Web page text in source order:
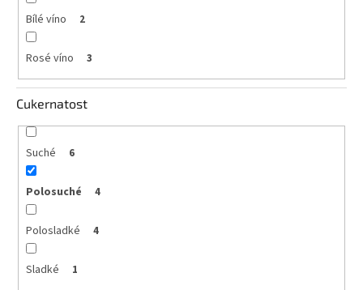
Značky
Přihlášení
Bílé víno 2
Rosé víno 3
Cukernatost
Suché 6
Polosuché 4
Polosladké 4
Sladké 1